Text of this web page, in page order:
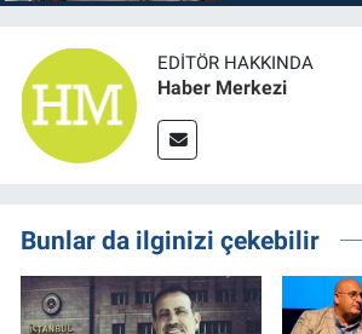
EDITÖR HAKKINDA
Haber Merkezi
Bunlar da ilginizi çekebilir